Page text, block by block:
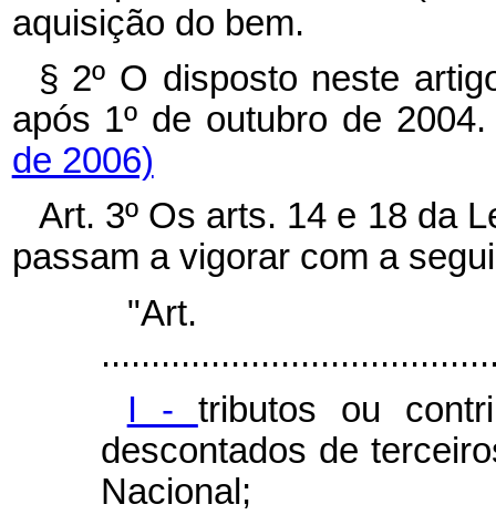
aquisição do bem.
§ 2º O disposto neste
após 1º de outubro de
de 2006)
Art. 3º Os arts. 14 e 18 da
passam a vigorar com a
I - tributos ou
descontados de
Nacional;